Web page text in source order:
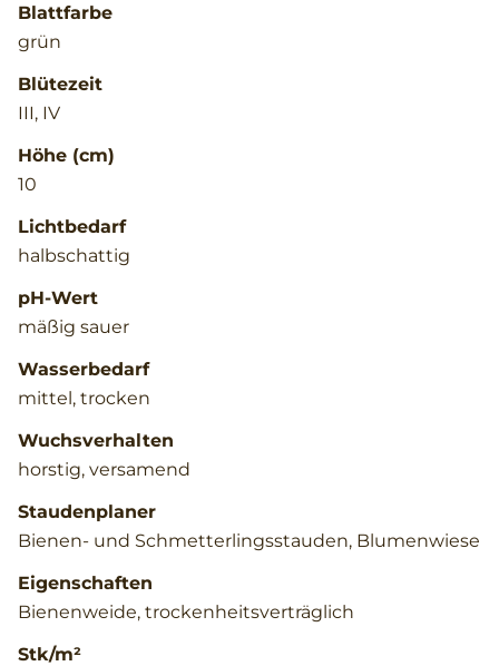
Blattfarbe
grün
Blütezeit
III, IV
Höhe (cm)
10
Lichtbedarf
halbschattig
pH-Wert
mäßig sauer
Wasserbedarf
mittel, trocken
Wuchsverhalten
horstig, versamend
Staudenplaner
Bienen- und Schmetterlingsstauden, Blumenwiese
Eigenschaften
Bienenweide, trockenheitsverträglich
Stk/m²